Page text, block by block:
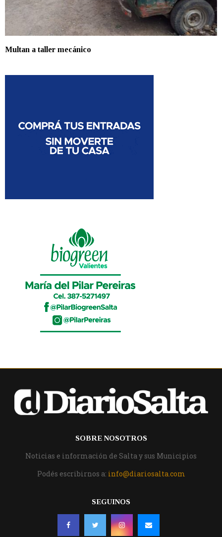
Multan a taller mecánico
SOBRE NOSOTROS
Noticias e información de Salta y sus Municipios
Podés escribirnos a: info@diariosalta.com
SEGUINOS